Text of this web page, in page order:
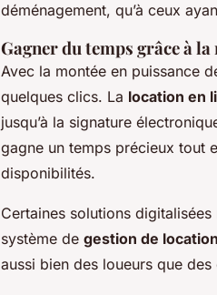
déménagement, qu’à ceux
Gagner du temps grâce à
Avec la montée en puissance
quelques clics. La location en
jusqu’à la signature
gagne un temps précieux tout
disponibilités.
Certaines solutions
système de gestion de location
aussi bien des loueurs que